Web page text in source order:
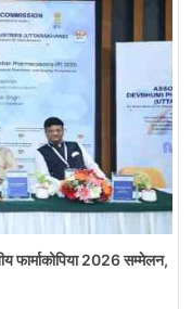
फार्माकोपिया 2026 सम्मेलन,